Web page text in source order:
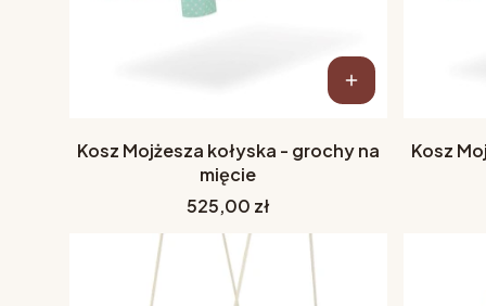
Kosz Mojżesza kołyska - grochy na
mięcie
Cena
525,00 zł
Kosz